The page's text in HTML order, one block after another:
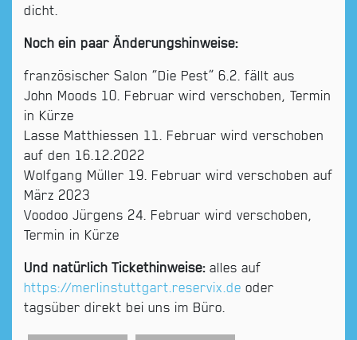
dicht.
Noch ein paar Änderungshinweise:
französischer Salon “Die Pest” 6.2. fällt aus
John Moods 10. Februar wird verschoben, Termin
in Kürze
Lasse Matthiessen 11. Februar wird verschoben
auf den 16.12.2022
Wolfgang Müller 19. Februar wird verschoben auf
März 2023
Voodoo Jürgens 24. Februar wird verschoben,
Termin in Kürze
Und natürlich Tickethinweise: alles auf
https://merlinstuttgart.reservix.de oder
tagsüber direkt bei uns im Büro.